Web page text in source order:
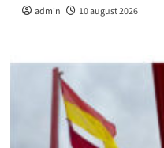
admin 10 august 2026